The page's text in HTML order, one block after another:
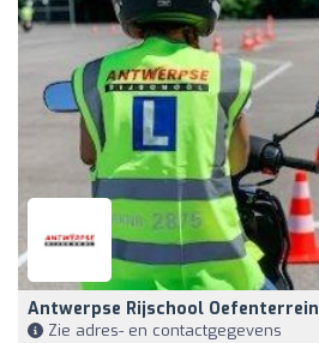
Antwerpse Rijschool Oefenterrein
Zie adres- en contactgegevens